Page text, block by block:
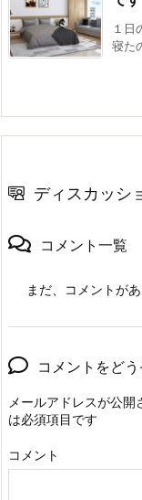
１日
寝た
ディスカッシ
コメント一覧
まだ、コメントが
コメントをど
メールアドレスが公開
は必須項目です
コメント